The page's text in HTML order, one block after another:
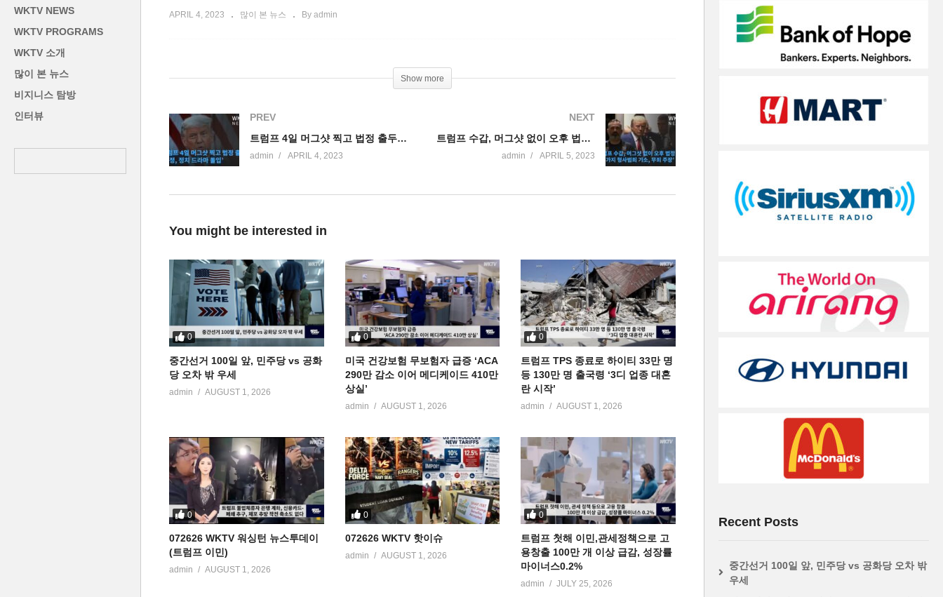
WKTV NEWS
WKTV PROGRAMS
WKTV 소개
많이 본 뉴스
비지니스 탐방
인터뷰
APRIL 4, 2023 많이 본 뉴스 By admin
Show more
PREV
트럼프 4일 머그샷 찍고 법정 출두 ‘법정, 정치 드라마 돌입’
admin APRIL 4, 2023
NEXT
트럼프 수갑, 머그샷 없이 오후 법정 출두 ‘34가지 형사범죄 기소, 무죄 주장’
admin APRIL 5, 2023
You might be interested in
0
중간선거 100일 앞, 민주당 vs 공화
당 오차 밖 우세
admin AUGUST 1, 2026
0
미국 건강보험 무보험자 급증 ‘ACA
290만 감소 이어 메디케이드 410만
상실’
admin AUGUST 1, 2026
0
트럼프 TPS 종료로 하이티 33만 명
등 130만 명 출국령 ‘3디 업종 대혼
란 시작’
admin AUGUST 1, 2026
0
072626 WKTV 워싱턴 뉴스투데이
(트럼프 이민)
admin AUGUST 1, 2026
0
072626 WKTV 핫이슈
admin AUGUST 1, 2026
0
트럼프 첫해 이민,관세정책으로 고
용창출 100만 개 이상 급감, 성장률
마이너스0.2%
admin JULY 25, 2026
Recent Posts
중간선거 100일 앞, 민주당 vs 공화당 오차 밖
우세